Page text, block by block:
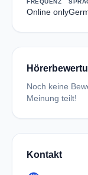
FREQUENZ
Online only
Noch keine
Meinung teilt!
Kontakt